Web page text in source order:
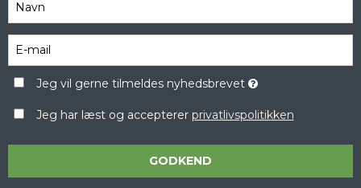
Jeg vil gerne tilmeldes nyhedsbrevet
Jeg har læst og accepterer privatlivspolitikken
GODKEND